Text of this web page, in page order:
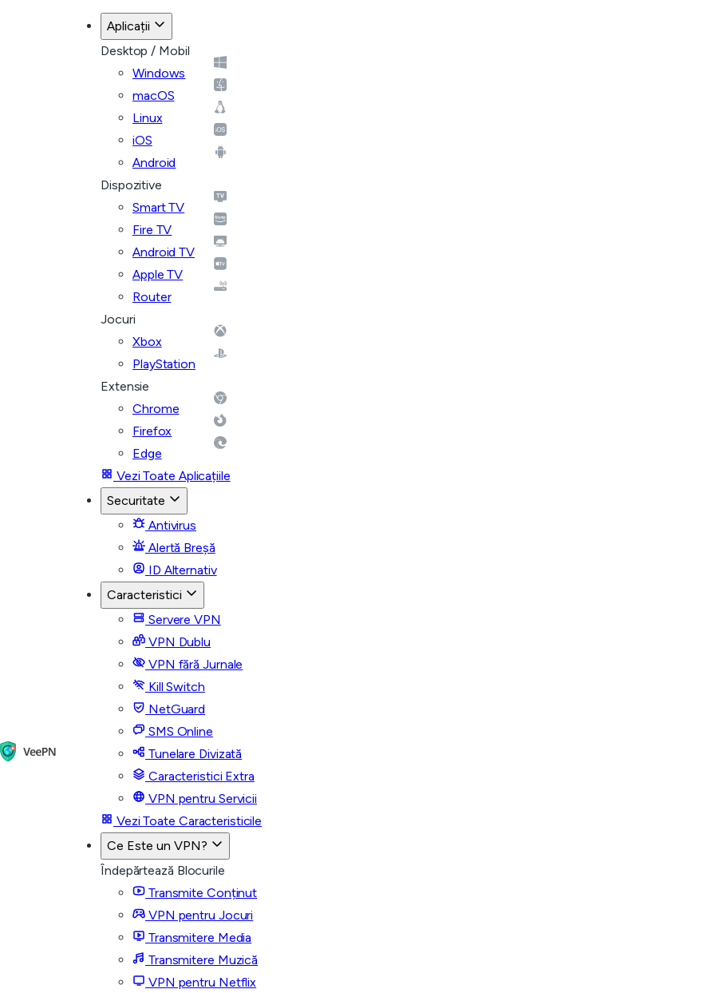
Aplicații
Desktop / Mobil
Windows
macOS
Linux
iOS
Android
Dispozitive
Smart TV
Fire TV
Android TV
Apple TV
Router
Jocuri
Xbox
PlayStation
Extensie
Chrome
Firefox
Edge
Vezi Toate Aplicațiile
Securitate
Antivirus
Alertă Breșă
ID Alternativ
Caracteristici
Servere VPN
VPN Dublu
VPN fără Jurnale
Kill Switch
NetGuard
SMS Online
Tunelare Divizată
Caracteristici Extra
VPN pentru Servicii
Vezi Toate Caracteristicile
Ce Este un VPN?
Îndepărtează Blocurile
Transmite Conținut
VPN pentru Jocuri
Transmitere Media
Transmitere Muzică
VPN pentru Netflix